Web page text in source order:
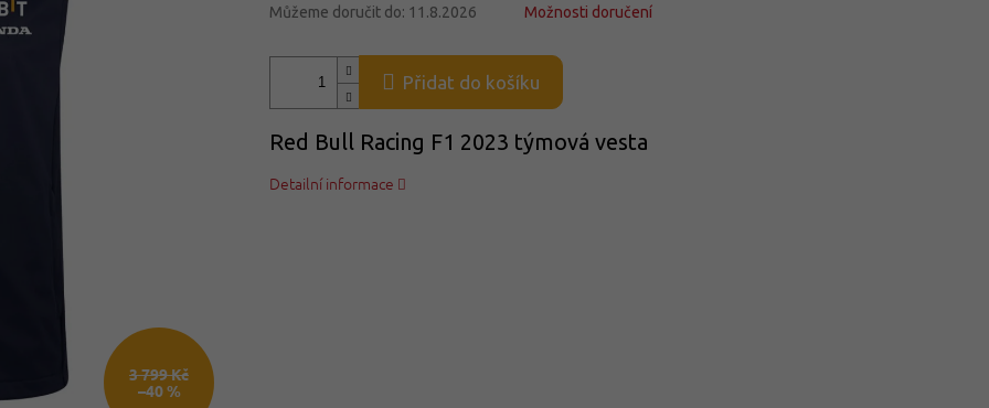
3 799 Kč
–40 %
Můžeme doručit do: 11.8.2026 Možnosti doručení
Přidat do košíku
Red Bull Racing F1 2023 týmová vesta
Detailní informace